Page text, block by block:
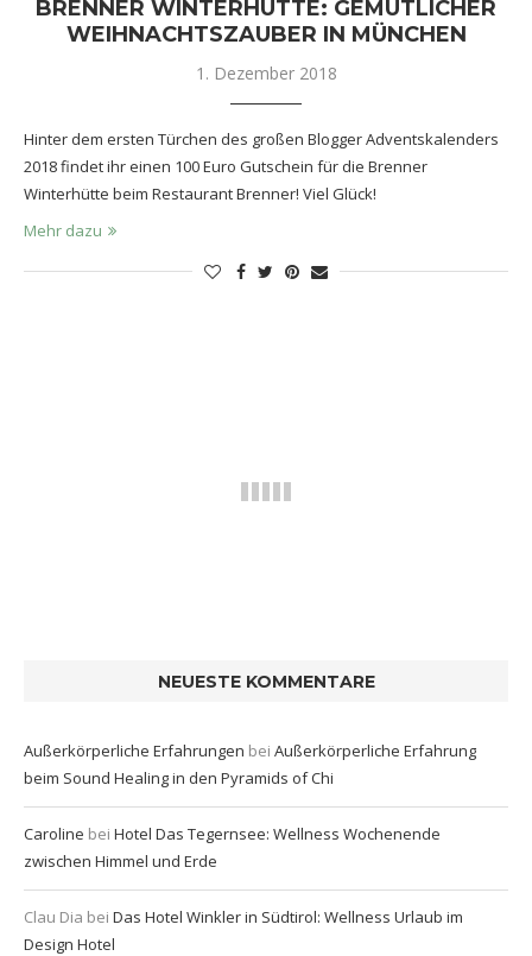
BRENNER WINTERHÜTTE: GEMÜTLICHER
WEIHNACHTSZAUBER IN MÜNCHEN
1. Dezember 2018
Hinter dem ersten Türchen des großen Blogger Adventskalenders
2018 findet ihr einen 100 Euro Gutschein für die Brenner
Winterhütte beim Restaurant Brenner! Viel Glück!
Mehr dazu
NEUESTE KOMMENTARE
Außerkörperliche Erfahrungen bei Außerkörperliche Erfahrung
beim Sound Healing in den Pyramids of Chi
Caroline bei Hotel Das Tegernsee: Wellness Wochenende
zwischen Himmel und Erde
Clau Dia bei Das Hotel Winkler in Südtirol: Wellness Urlaub im
Design Hotel